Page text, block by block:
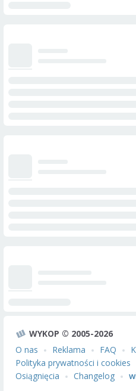
WYKOP © 2005-2026
O nas
Reklama FAQ
Polityka prywatności i cookies
Osiągnięcia
Changelog